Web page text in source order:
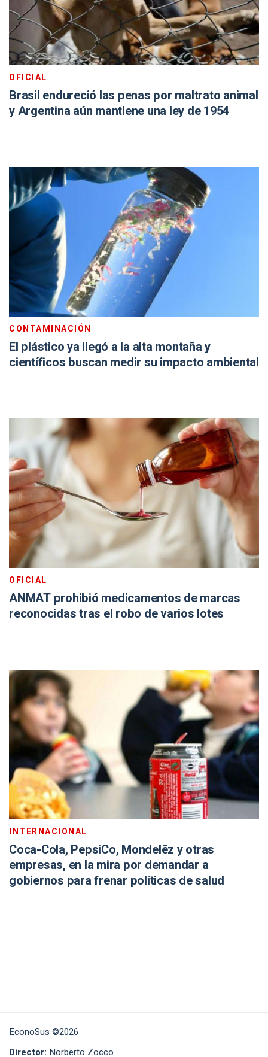
OFICIAL
Brasil endureció las penas por maltrato animal
y Argentina aún mantiene una ley de 1954
CONTAMINACIÓN
El plástico ya llegó a la alta montaña y
científicos buscan medir su impacto ambiental
OFICIAL
ANMAT prohibió medicamentos de marcas
reconocidas tras el robo de varios lotes
INTERNACIONAL
Coca-Cola, PepsiCo, Mondelēz y otras
empresas, en la mira por demandar a
gobiernos para frenar políticas de salud
EconoSus ©2026
Director: Norberto Zocco